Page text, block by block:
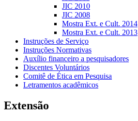
JIC 2010
JIC 2008
Mostra Ext. e Cult. 2014
Mostra Ext. e Cult. 2013
Instruções de Serviço
Instruções Normativas
Auxílio financeiro a pesquisadores
Discentes Voluntários
Comitê de Ética em Pesquisa
Letramentos acadêmicos
Extensão